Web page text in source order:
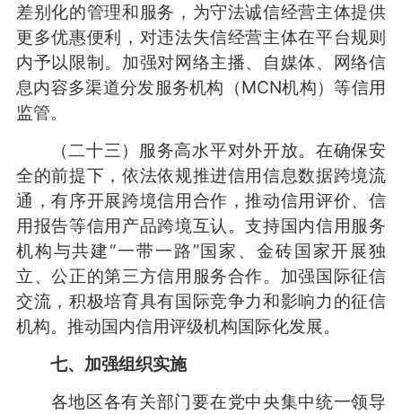
差别化的管理和服务，为守法诚信经营主体提供
更多优惠便利，对违法失信经营主体在平台规则
内予以限制。加强对网络主播、自媒体、网络信
息内容多渠道分发服务机构（MCN机构）等信用
监管。
（二十三）服务高水平对外开放。在确保安
全的前提下，依法依规推进信用信息数据跨境流
通，有序开展跨境信用合作，推动信用评价、信
用报告等信用产品跨境互认。支持国内信用服务
机构与共建“一带一路”国家、金砖国家开展独
立、公正的第三方信用服务合作。加强国际征信
交流，积极培育具有国际竞争力和影响力的征信
机构。推动国内信用评级机构国际化发展。
七、加强组织实施
各地区各有关部门要在党中央集中统一领导